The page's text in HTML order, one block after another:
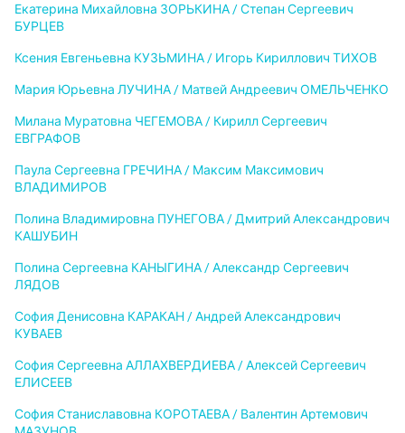
Екатерина Михайловна ЗОРЬКИНА / Степан Сергеевич
БУРЦЕВ
Ксения Евгеньевна КУЗЬМИНА / Игорь Кириллович ТИХОВ
Мария Юрьевна ЛУЧИНА / Матвей Андреевич ОМЕЛЬЧЕНКО
Милана Муратовна ЧЕГЕМОВА / Кирилл Сергеевич
ЕВГРАФОВ
Паула Сергеевна ГРЕЧИНА / Максим Максимович
ВЛАДИМИРОВ
Полина Владимировна ПУНЕГОВА / Дмитрий Александрович
КАШУБИН
Полина Сергеевна КАНЫГИНА / Александр Сергеевич
ЛЯДОВ
София Денисовна КАРАКАН / Андрей Александрович
КУВАЕВ
София Сергеевна АЛЛАХВЕРДИЕВА / Алексей Сергеевич
ЕЛИСЕЕВ
София Станиславовна КОРОТАЕВА / Валентин Артемович